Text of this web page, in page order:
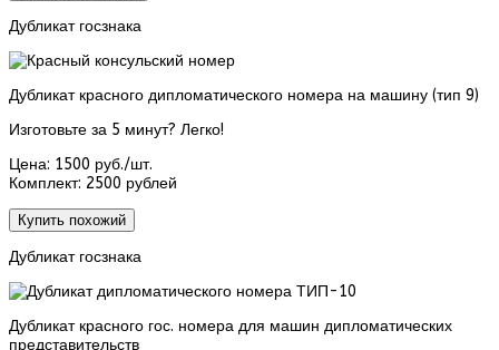
Дубликат госзнака
Дубликат красного дипломатического номера на машину (тип 9)
Изготовьте за 5 минут? Легко!
Цена: 1500 руб./шт.
Комплект: 2500 рублей
Купить похожий
Дубликат госзнака
Дубликат красного гос. номера для машин дипломатических
представительств